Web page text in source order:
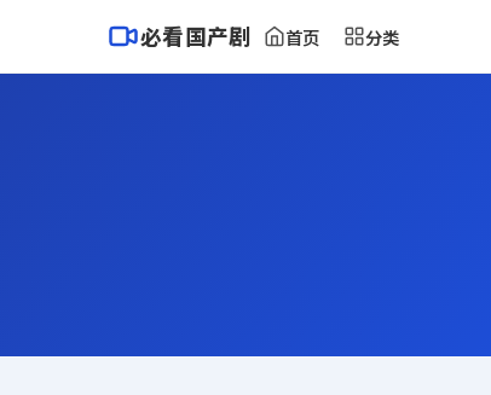
必看国产剧 首页 分类